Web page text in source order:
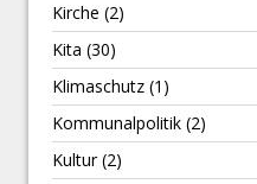
Kirche (2)
Kita (30)
Klimaschutz (1)
Kommunalpolitik (2)
Kultur(2)